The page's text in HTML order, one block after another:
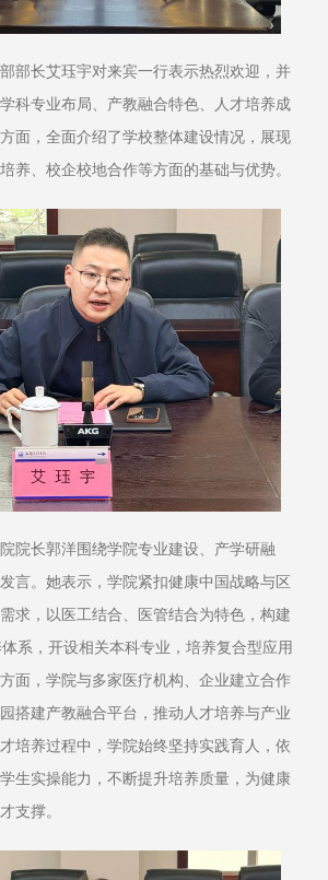
部长艾珏宇对来宾一行表示热烈欢迎，并
科专业布局、产教融合特色、人才培养成
面，全面介绍了学校整体建设情况，展现
养、校企校地合作等方面的基础与优势。
院长郭洋围绕学院专业建设、产学研融
言。她表示，学院紧扣健康中国战略与区
求，以医工结合、医管结合为特色，构建
系，开设相关本科专业，培养复合型应用
面，学院与多家医疗机构、企业建立合作
搭建产教融合平台，推动人才培养与产业
培养过程中，学院始终坚持实践育人，依
生实操能力，不断提升培养质量，为健康
支撑。